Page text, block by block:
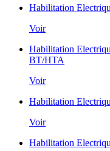
Habilitation
Voir
Habilitation
BT/HTA
Voir
Habilitation
Voir
Habilitation